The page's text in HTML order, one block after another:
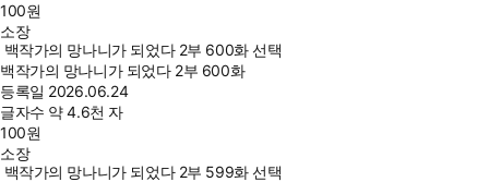
100원
소장
백작가의 망나니가 되었다 2부 600화 선택
백작가의 망나니가 되었다 2부 600화
등록일 2026.06.24
글자수 약 4.6천 자
100원
소장
백작가의 망나니가 되었다 2부 599화 선택